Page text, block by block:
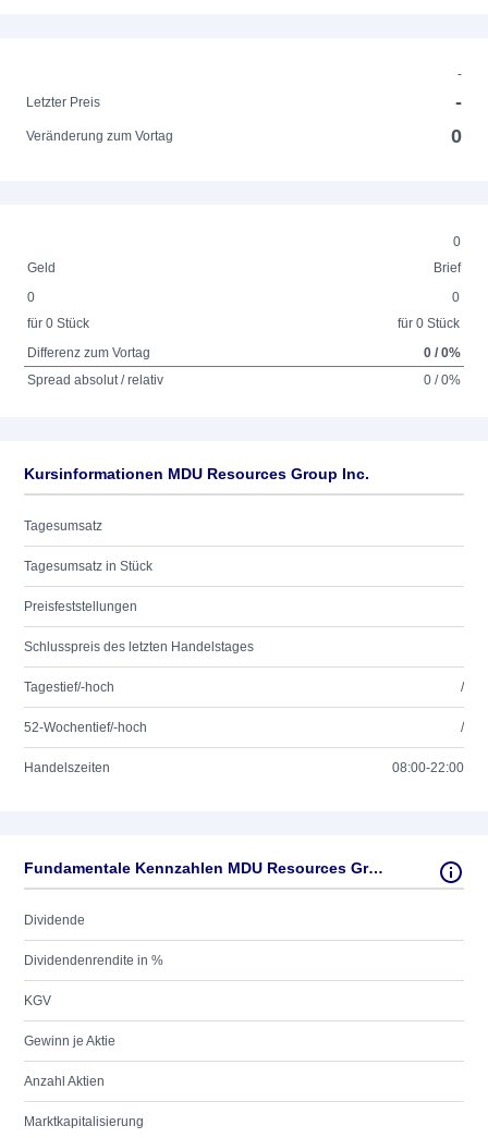
-
Letzter Preis
-
Veränderung zum Vortag 0
0
Geld
Brief
0
für 0 Stück
0
für 0 Stück
Differenz zum Vortag
0 / 0%
Spread absolut / relativ
0 / 0%
Kursinformationen MDU Resources Group Inc.
Tagesumsatz
Tagesumsatz in Stück
Preisfeststellungen
Schlusspreis des letzten Handelstages
Tagestief/-hoch /
52-Wochentief/-hoch /
Handelszeiten 08:00-22:00
Fundamentale Kennzahlen MDU Resources Group Inc.
Dividende
Dividendenrendite in %
KGV
Gewinn je Aktie
Anzahl Aktien
Marktkapitalisierung